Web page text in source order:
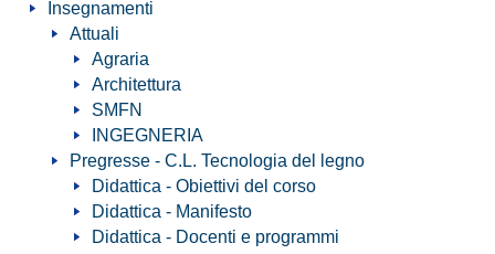
Insegnamenti
Attuali
Agraria
Architettura
SMFN
INGEGNERIA
Pregresse - C.L. Tecnologia del legno
Didattica - Obiettivi del corso
Didattica - Manifesto
Didattica - Docenti e programmi